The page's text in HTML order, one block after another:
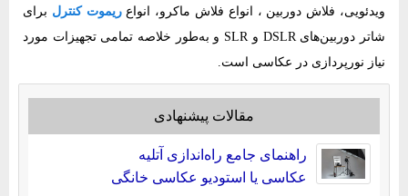
ویدئویی، فلاش دوربین ، انواع فلاش ماکرو، انواعریموت کنترل برای
شاتر دوربین‌های DSLR و SLR و به‌طور خلاصه تمامی تجهیزات مورد
نیاز نورپردازی در عکاسی است.
مقالات پیشنهادی
راهنمای جامع راه‌اندازی آتلیه
عکاسی یا استودیو عکاسی خانگی